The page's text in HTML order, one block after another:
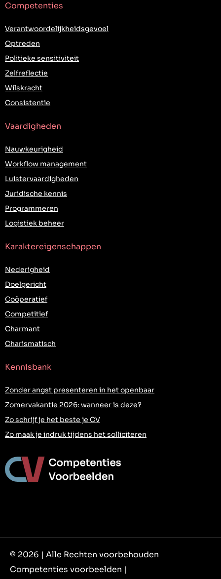
Competenties
Verantwoordelijkheidsgevoel
Optreden
Politieke sensitiviteit
Zelfreflectie
Wilskracht
Consistentie
Vaardigheden
Nauwkeurigheid
Workflow management
Luistervaardigheden
Juridische kennis
Programmeren
Logistiek beheer
Karaktereigenschappen
Nederigheid
Doelgericht
Coöperatief
Competitief
Charmant
Charismatisch
Kennisbank
Zonder angst presenteren in het openbaar
Zomervakantie 2026: wanneer is deze?
Zo schrijf je het beste je CV
Zo maak je indruk tijdens het solliciteren
© 2026 | Alle Rechten voorbehouden
Competenties voorbeelden |